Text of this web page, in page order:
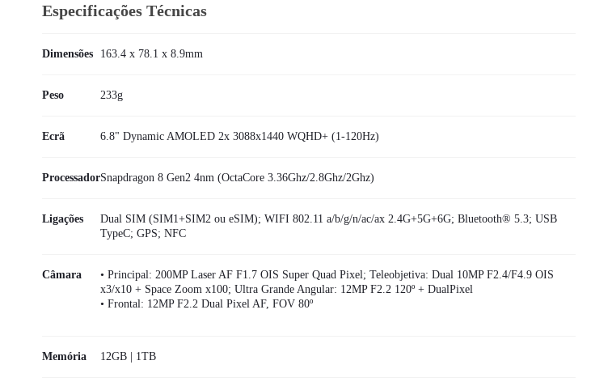
Especificações Técnicas
Dimensões 163.4 x 78.1 x 8.9mm
Peso 233g
Ecrã 6.8" Dynamic AMOLED 2x 3088x1440 WQHD+ (1-120Hz)
ProcessadorSnapdragon 8 Gen2 4nm (OctaCore 3.36Ghz/2.8Ghz/2Ghz)
Ligações
Dual SIM (SIM1+SIM2 ou eSIM); WIFI 802.11 a/b/g/n/ac/ax 2.4G+5G+6G; Bluetooth® 5.3; USB
TypeC; GPS; NFC
Câmara
• Principal: 200MP Laser AF F1.7 OIS Super Quad Pixel; Teleobjetiva: Dual 10MP F2.4/F4.9 OIS
x3/x10 + Space Zoom x100; Ultra Grande Angular: 12MP F2.2 120º + DualPixel
• Frontal: 12MP F2.2 Dual Pixel AF, FOV 80º
Memória 12GB | 1TB